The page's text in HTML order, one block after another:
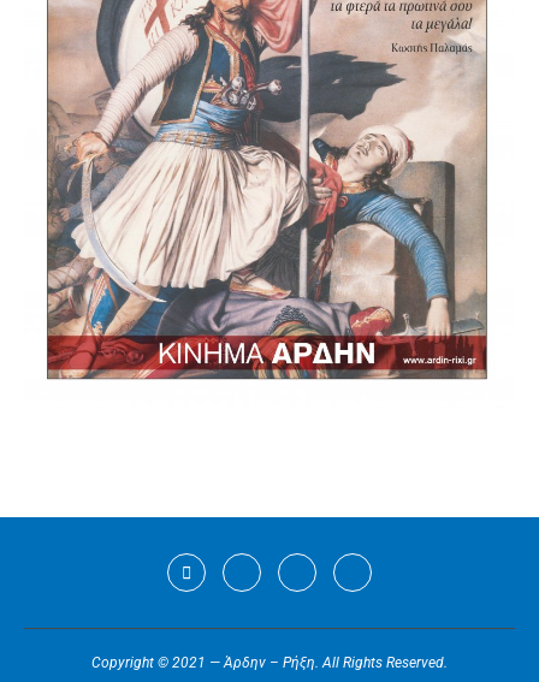
Copyright © 2021 — Άρδην – Ρήξη. All Rights Reserved.